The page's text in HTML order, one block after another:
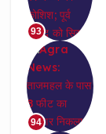
93
94